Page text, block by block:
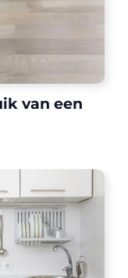
van een